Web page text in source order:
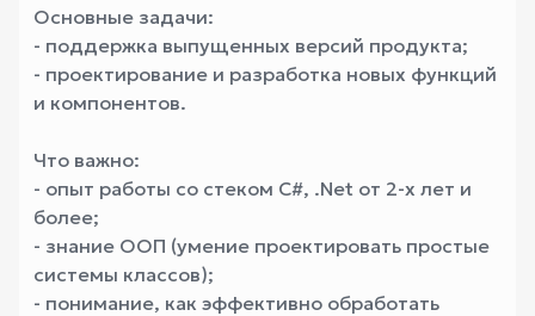
Основные задачи:
- поддержка выпущенных версий продукта;
- проектирование и разработка новых функций
и компонентов.
Что важно:
- опыт работы со стеком C#, .Net от 2-х лет и
более;
- знание ООП (умение проектировать простые
системы классов);
- понимание, как эффективно обработать